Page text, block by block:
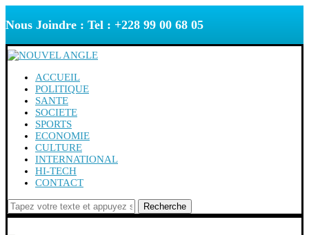
Nous Joindre : Tel : +228 99 00 68 05
ACCUEIL
POLITIQUE
SANTE
SOCIETE
SPORTS
ECONOMIE
CULTURE
INTERNATIONAL
HI-TECH
CONTACT
Recherche